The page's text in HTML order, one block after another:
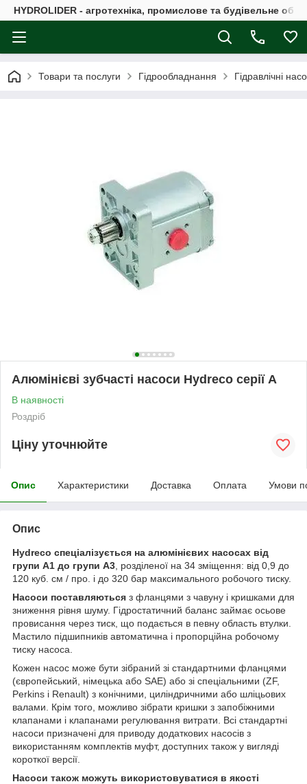
HYDROLIDER - агротехніка, промислове та будівельне
Товари та послуги Гідрообладнання Гідравлічні
Алюмінієві зубчасті насоси Hydreco серії А
В наявності
Роздріб
Ціну уточнюйте
Опис Характеристики Доставка Оплата Умови
Опис
Hydreco спеціалізується на алюмінієвих насосах від
групи A1 до групи A3 , розділеної на 34 зміщення: від 0,9 до
120 куб. см / про. і до 320 бар максимального робочого тиску.
Насоси поставляються з фланцями з чавуну і кришками для
зниження рівня шуму. Гідростатичний баланс займає осьове
провисання через тиск, що подається в певну область втулки.
Мастило підшипників автоматична і пропорційна робочому
тиску насоса.
Кожен насос може бути зібраний зі стандартними фланцями
(європейський, німецька або SAE) або зі спеціальними (ZF,
Perkins і Renault) з конічними, циліндричними або шліцьових
валами. Крім того, можливо зібрати кришки з запобіжними
клапанами і клапанами регулювання витрати. Всі стандартні
насоси призначені для приводу додаткових насосів з
використанням комплектів муфт, доступних також у вигляді
короткої версії.
Насоси також можуть використовуватися в якості